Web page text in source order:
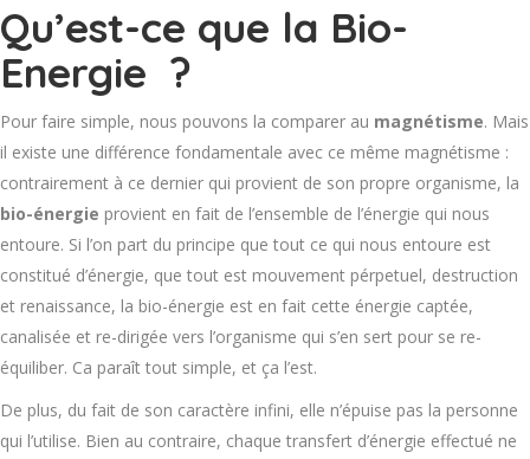
Qu’est-ce que la Bio-
Energie ?
Pour faire simple, nous pouvons la comparer au magnétisme. Mais
il existe une différence fondamentale avec ce même magnétisme :
contrairement à ce dernier qui provient de son propre organisme, la
bio-énergie provient en fait de l’ensemble de l’énergie qui nous
entoure. Si l’on part du principe que tout ce qui nous entoure est
constitué d’énergie, que tout est mouvement pérpetuel, destruction
et renaissance, la bio-énergie est en fait cette énergie captée,
canalisée et re-dirigée vers l’organisme qui s’en sert pour se re-
équiliber. Ca paraît tout simple, et ça l’est.
De plus, du fait de son caractère infini, elle n’épuise pas la personne
qui l’utilise. Bien au contraire, chaque transfert d’énergie effectué ne